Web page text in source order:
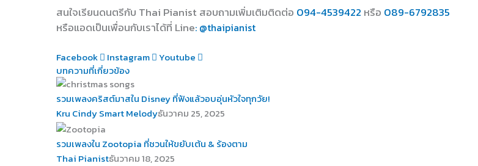
สนใจเรียนดนตรีกับ Thai Pianist สอบถามเพิ่มเติมติดต่อ 094-4539422 หรือ 089-6792835
หรือแอดเป็นเพื่อนกับเราได้ที่ Line: @thaipianist
Facebook Instagram
Youtube
บทความที่เกี่ยวข้อง
รวมเพลงคริสต์มาสใน Disney ที่ฟังแล้วอบอุ่นหัวใจทุกวัย!
Kru Cindy Smart Melodyธันวาคม 25, 2025
รวมเพลงใน Zootopia ที่ชวนให้ขยับเต้น & ร้องตาม
Thai Pianistธันวาคม 18, 2025